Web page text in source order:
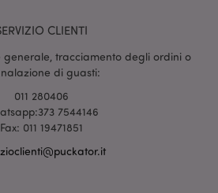
CLIENTI
generale, tracciamento degli ordini o
di guasti:
011 280406
7544146
Fax: 011 19471851
Adobe Inc.